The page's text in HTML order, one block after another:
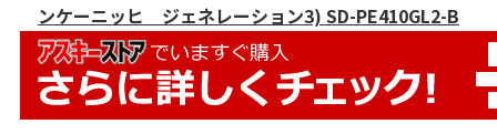
ンケーニッヒ ジェネレーション3) SD-PE410GL2-B